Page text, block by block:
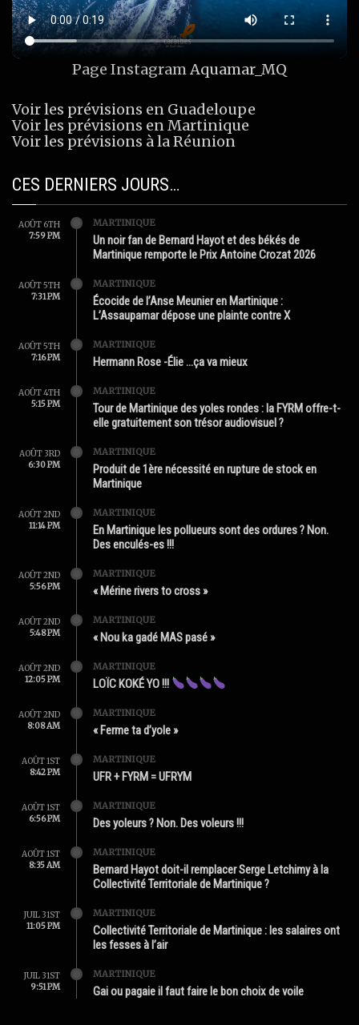
Page InstagramAquamar_MQ
Voir les prévisions en Guadeloupe
Voir les prévisions en Martinique
Voir les prévisions à la Réunion
CES DERNIERS JOURS…
AOÛT 6TH
7:59 PM
MARTINIQUE
Un noir fan de Bernard Hayot et des békés de
Martinique remporte le Prix Antoine Crozat 2026
AOÛT 5TH
7:31 PM
MARTINIQUE
Écocide de l’Anse Meunier en Martinique :
L’Assaupamar dépose une plainte contre X
AOÛT 5TH
7:16 PM
MARTINIQUE
Hermann Rose -Élie …ça va mieux
AOÛT 4TH
5:15 PM
MARTINIQUE
Tour de Martinique des yoles rondes : la FYRM offre-t-
elle gratuitement son trésor audiovisuel ?
AOÛT 3RD
6:30 PM
MARTINIQUE
Produit de 1ère nécessité en rupture de stock en
Martinique
AOÛT 2ND
11:14 PM
MARTINIQUE
En Martinique les pollueurs sont des ordures ? Non.
Des enculés-es !!!
AOÛT 2ND
5:56 PM
MARTINIQUE
« Mérine rivers to cross »
AOÛT 2ND
5:48 PM
MARTINIQUE
« Nou ka gadé MAS pasé »
AOÛT 2ND
12:05 PM
MARTINIQUE
LOÏC KOKÉ YO !!!
AOÛT 2ND
8:08 AM
MARTINIQUE
« Ferme ta d’yole »
AOÛT 1ST
8:42 PM
MARTINIQUE
UFR + FYRM = UFRYM
AOÛT 1ST
6:56 PM
MARTINIQUE
Des yoleurs ? Non. Des voleurs !!!
AOÛT 1ST
8:35 AM
MARTINIQUE
Bernard Hayot doit-il remplacer Serge Letchimy à la
Collectivité Territoriale de Martinique ?
JUIL 31ST
11:05 PM
MARTINIQUE
Collectivité Territoriale de Martinique : les salaires ont
les fesses à l’air
JUIL 31ST
9:51 PM
MARTINIQUE
Gai ou pagaie il faut faire le bon choix de voile